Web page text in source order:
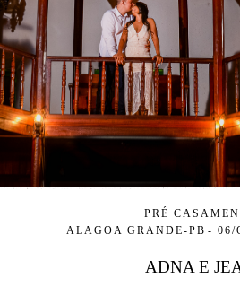
PRÉ
ALAGOA GRANDE-PB
06/
ADNA E